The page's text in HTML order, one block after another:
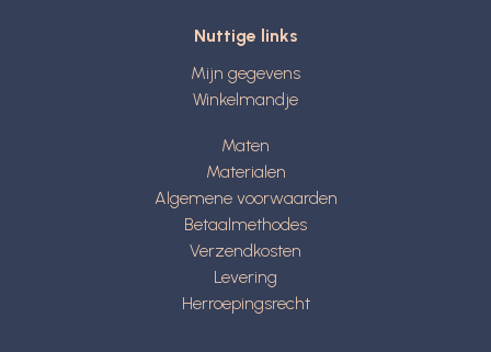
Nuttige links
Mijn gegevens
Winkelmandje
Maten
Materialen
Algemene voorwaarden
Betaalmethodes
Verzendkosten
Levering
Herroepingsrecht